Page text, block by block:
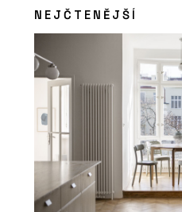
NEJČTENĚJŠÍ